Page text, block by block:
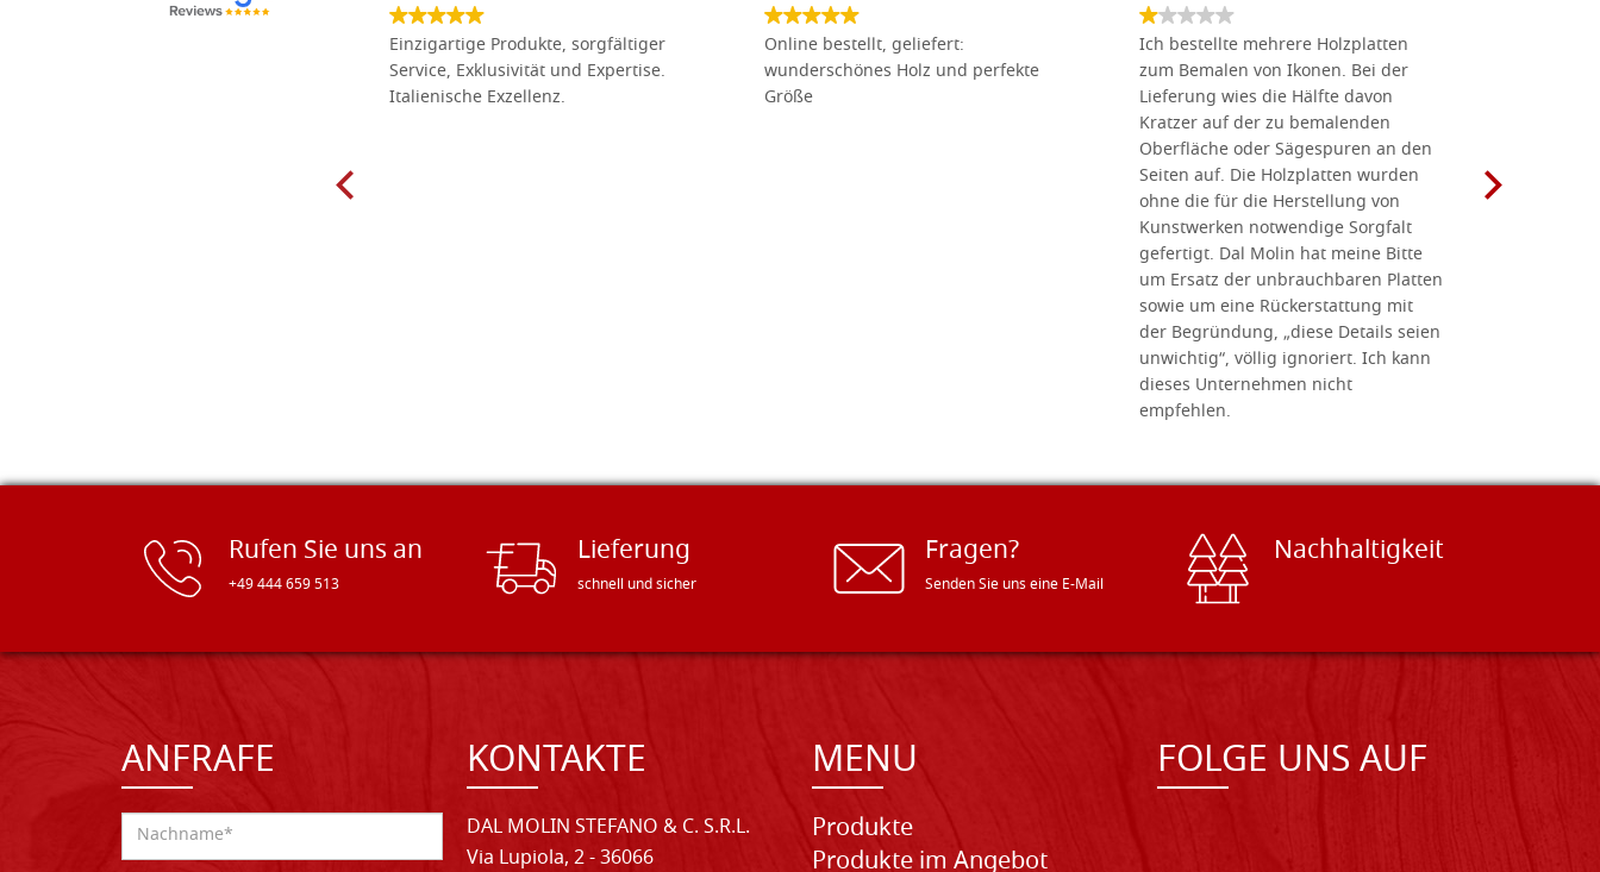
Einzigartige Produkte, sorgfältiger
Service, Exklusivität und Expertise.
Italienische Exzellenz.
Online bestellt, geliefert:
wunderschönes Holz und perfekte
Größe
Ich bestellte mehrere Holzplatten
zum Bemalen von Ikonen. Bei der
Lieferung wies die Hälfte davon
Kratzer auf der zu bemalenden
Oberfläche oder Sägespuren an den
Seiten auf. Die Holzplatten wurden
ohne die für die Herstellung von
Kunstwerken notwendige Sorgfalt
gefertigt. Dal Molin hat meine Bitte
um Ersatz der unbrauchbaren Platten
sowie um eine Rückerstattung mit
der Begründung, „diese Details seien
unwichtig“, völlig ignoriert. Ich kann
dieses Unternehmen nicht
empfehlen.
Rufen Sie uns an
+49 444 659 513
Lieferung
schnell und sicher
Fragen?
Senden Sie uns eine E-Mail
Nachhaltigkeit
ANFRAFE KONTAKTE
DAL MOLIN STEFANO & C. S.R.L.
Via Lupiola, 2 - 36066
MENU
Produkte
Produkte im Angebot
FOLGE UNS AUF